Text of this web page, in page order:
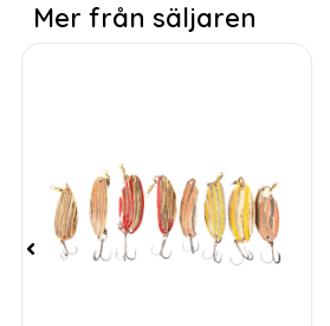
Mer från säljaren